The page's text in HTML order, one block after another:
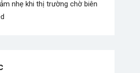
nhẹ khi thị trường chờ biên